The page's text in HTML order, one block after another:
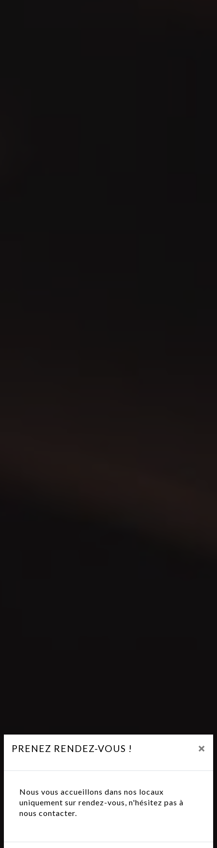
PRENEZ RENDEZ-VOUS ! ×
Nous vous accueillons dans nos locaux
uniquement sur rendez-vous, n'hésitez pas à
nous contacter.